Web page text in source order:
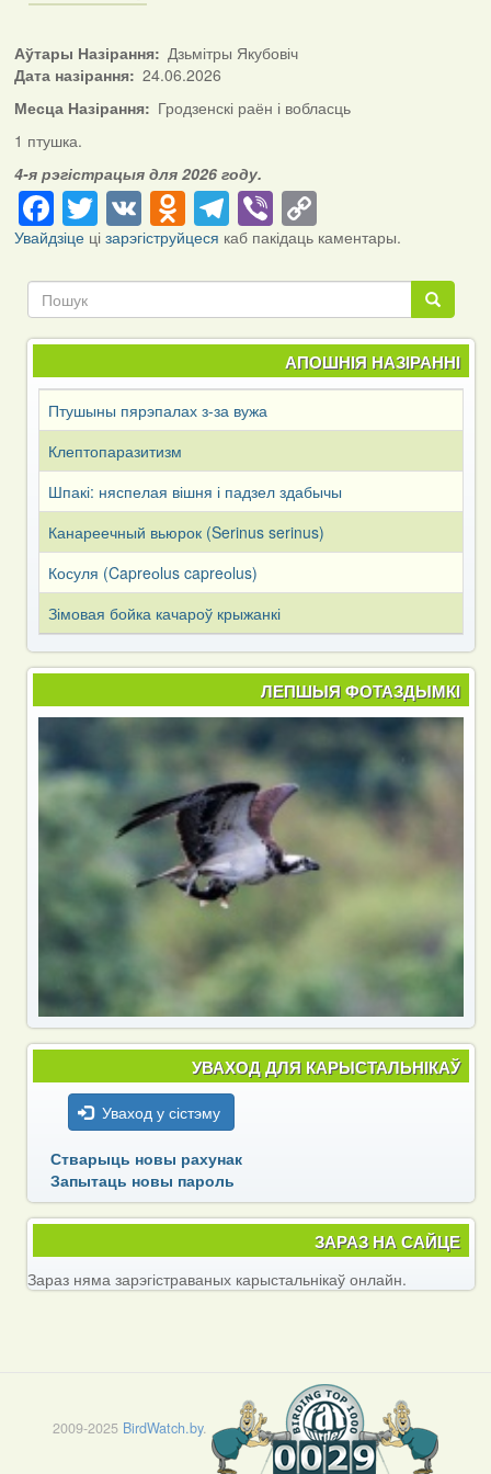
Аўтары Назірання
Дзьмітры Якубовіч
Дата назірання
24.06.2026
Месца Назірання
Гродзенскі раён і вобласць
1 птушка.
4-я рэгістрацыя для 2026 году.
Facebook
Twitter
VKOdnoklassniki
Telegram
ViberCopy
Link
Увайдзіцеці зарэгіструйцеся каб пакідаць каментары.
Пошук
Пошук
АПОШНІЯ НАЗІРАННІ
Птушыны пярэпалах з-за вужа
Клептопаразитизм
Шпакі: няспелая вішня і падзел здабычы
Канареечный вьюрок (Serinus serinus)
Косуля (Capreоlus capreоlus)
Зімовая бойка качароў крыжанкі
ЛЕПШЫЯ ФОТАЗДЫМКІ
УВАХОД ДЛЯ КАРЫСТАЛЬНІКАЎ
Уваход у сістэму
Стварыць новы рахунак
Запытаць новы пароль
ЗАРАЗ НА САЙЦЕ
Зараз няма зарэгістраваных карыстальнікаў онлайн.
2009-2025 BirdWatch.by.